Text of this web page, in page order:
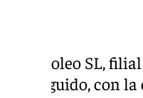
Mercaoleo SL,
conseguido, con